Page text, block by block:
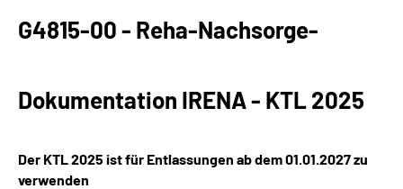
Rente
Über uns & Presse
G4815-00 - Reha-Nachsorge-
Dokumentation IRENA - KTL 2025
Der KTL 2025 ist für Entlassungen ab dem 01.01.2027 zu
verwenden